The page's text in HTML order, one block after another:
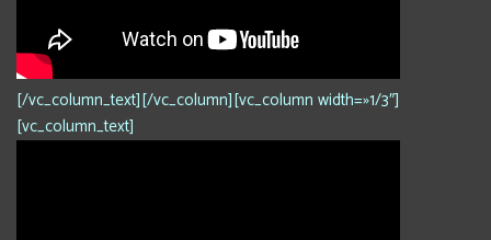
[/vc_column_text][/vc_column][vc_column width=»1/3″]
[vc_column_text]